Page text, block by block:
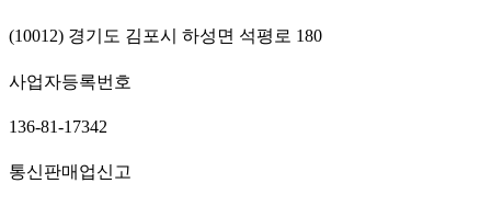
(10012) 경기도 김포시 하성면 석평로 180
사업자등록번호
136-81-17342
통신판매업신고